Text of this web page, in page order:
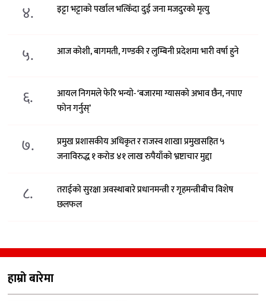
४. इट्टा भट्टाको पर्खाल भत्किँदा दुई जना मजदुरको मृत्यु
५. आज कोशी, बागमती, गण्डकी र लुम्बिनी प्रदेशमा भारी वर्षा हुने
६.
आयल निगमले फेरि भन्याे- ‘बजारमा ग्यासको अभाव छैन, नपाए
फोन गर्नुस्’
७.
प्रमुख प्रशासकीय अधिकृत र राजस्व शाखा प्रमुखसहित ५
जनाविरुद्ध १ करोड ४१ लाख रुपैयाँको भ्रष्टाचार मुद्दा
८.
तराईको सुरक्षा अवस्थाबारे प्रधानमन्त्री र गृहमन्त्रीबीच विशेष
छलफल
हाम्रो बारेमा